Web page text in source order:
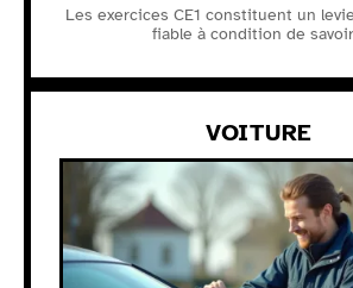
Les exercices CE1 constituent un
fiable à condition de savoir
VOITURE